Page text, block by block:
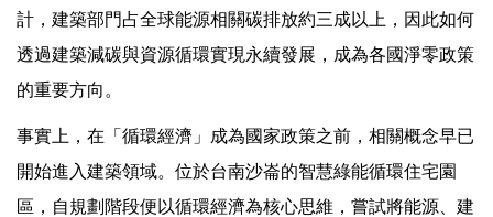
計，建築部門占全球能源相關碳排放約三成以上，因此如何
透過建築減碳與資源循環實現永續發展，成為各國淨零政策
的重要方向。
事實上，在「循環經濟」成為國家政策之前，相關概念早已
開始進入建築領域。位於台南沙崙的智慧綠能循環住宅園
區，自規劃階段便以循環經濟為核心思維，嘗試將能源、建